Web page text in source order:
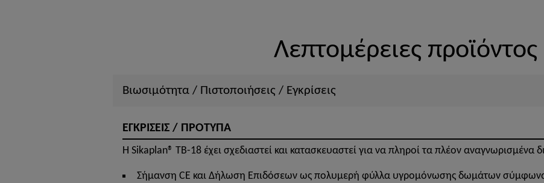
Λεπτομέρειες προϊόντος
Βιωσιμότητα / Πιστοποιήσεις / Εγκρίσεις
ΕΓΚΡΙΣΕΙΣ / ΠΡΟΤΥΠΑ
Η Sikaplan® TB-18 έχει σχεδιαστεί και κατασκευαστεί για να πληροί τα πλέον αναγνωρισμένα
Σήμανση CE και Δήλωση Επιδόσεων ως πολυμερή φύλλα υγρομόνωσης δωμάτων